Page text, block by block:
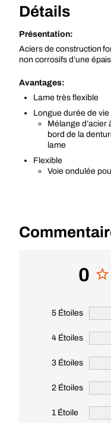
Détails
Présentation:
Aciers de construction
non corrosifs d’une
Avantages:
Lame très flexible
Longue durée de vie
Mélange d’acier
bord de la
lame
Flexible
Voie ondulée
0
5 Étoiles
4 Étoiles
3 Étoiles
2 Étoiles
1 Étoile